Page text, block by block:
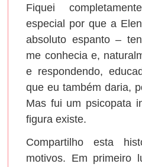
Fiquei
especial por que a
absoluto espanto –
me conhecia e,
e respondendo,
que eu também daria,
Mas fui um psicopata
figura existe.
Compartilho esta
motivos. Em primeiro